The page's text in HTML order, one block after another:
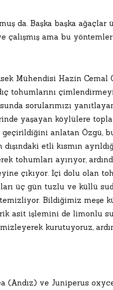
da. Başka başka ağaçlar
çalışmış ama bu
Mühendisi Hazin Cemal
tohumlarını
sorularımızı
yaşayan köylülere
anlatan Özgü,
etli kısmın
tohumları ayırıyor,
çıkıyor. İçi dolu olan
üç gün tuzlu ve küllü
Bildiğimiz meşe
asit işlemini de limonlu
kurutuyoruz,
(Andız) ve Juniperus